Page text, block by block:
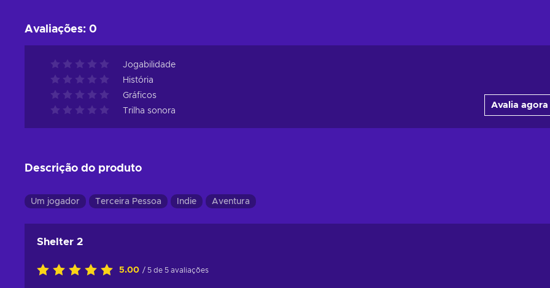
Avaliações: 0
Jogabilidade
História
Gráficos
Trilha sonora
Avalia agora
Descrição do produto
Um jogador Terceira Pessoa Indie Aventura
Shelter 2
5.00 / 5 de 5 avaliações